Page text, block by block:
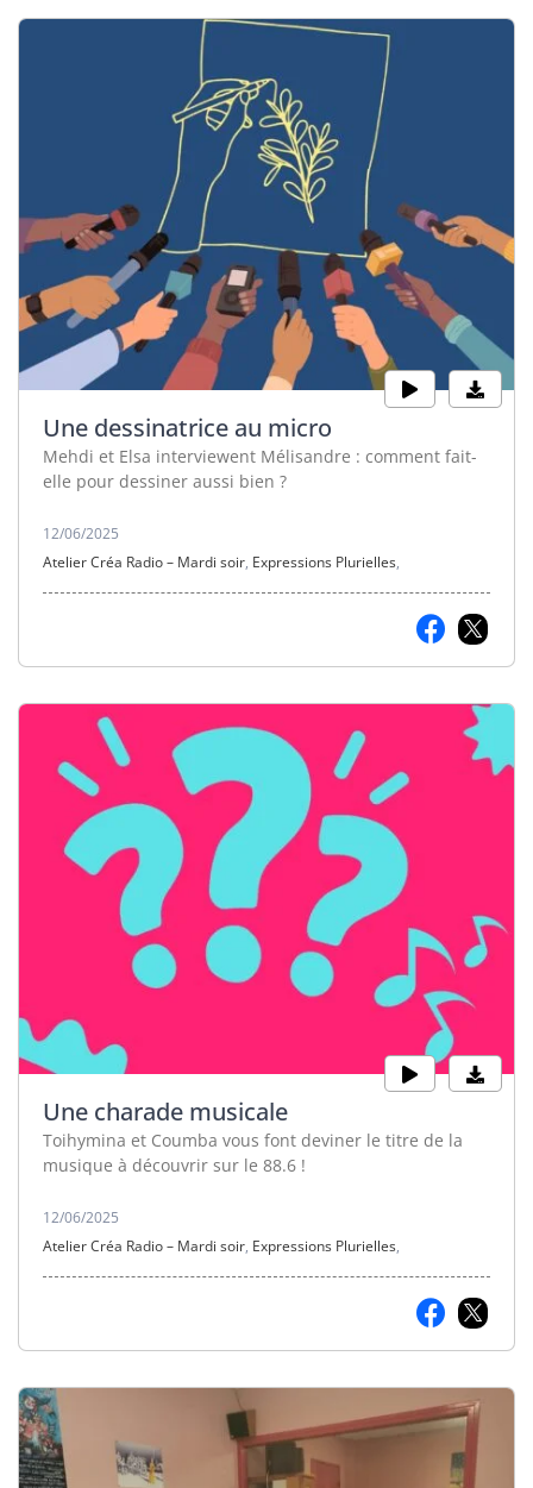
Une dessinatrice au micro
Mehdi et Elsa interviewent Mélisandre : comment fait-
elle pour dessiner aussi bien ?
12/06/2025
Atelier Créa Radio – Mardi soir, Expressions Plurielles,
Une charade musicale
Toihymina et Coumba vous font deviner le titre de la
musique à découvrir sur le 88.6 !
12/06/2025
Atelier Créa Radio – Mardi soir, Expressions Plurielles,